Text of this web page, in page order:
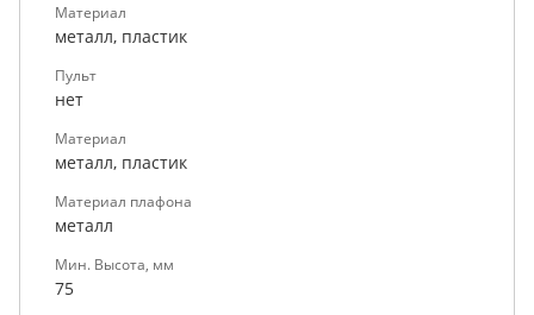
Материал
металл, пластик
Пульт
нет
Материал
металл, пластик
Материал плафона
металл
Мин. Высота, мм
75